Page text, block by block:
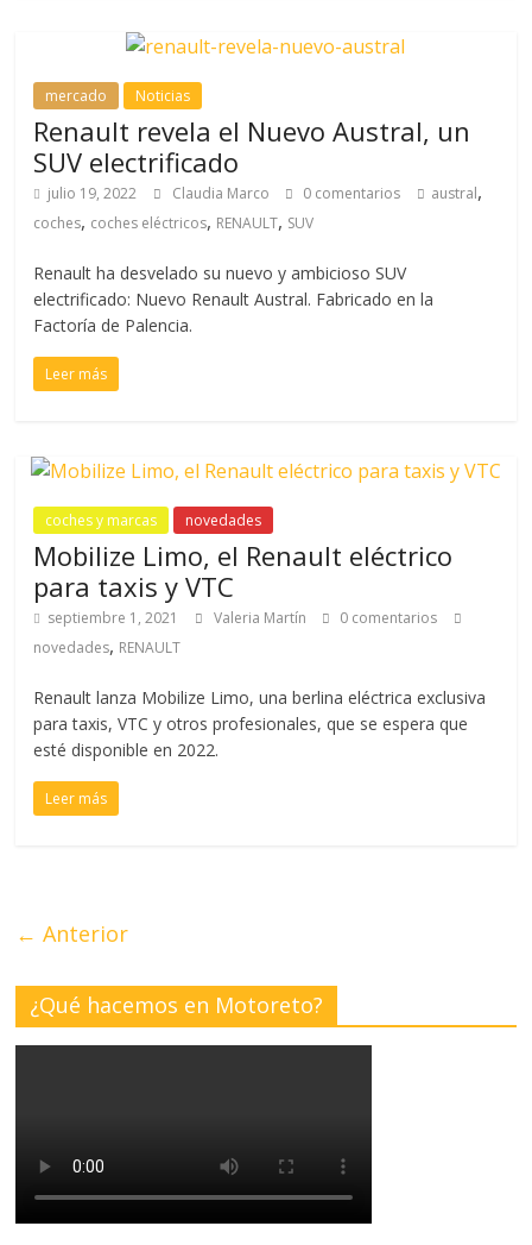
mercado Noticias
Renault revela el Nuevo Austral, un
SUV electrificado
julio 19, 2022 Claudia Marco 0 comentarios austral,
coches, coches eléctricos, RENAULT, SUV
Renault ha desvelado su nuevo y ambicioso SUV
electrificado: Nuevo Renault Austral. Fabricado en la
Factoría de Palencia.
Leer más
coches y marcas novedades
Mobilize Limo, el Renault eléctrico
para taxis y VTC
septiembre 1, 2021 Valeria Martín
0 comentarios
novedades, RENAULT
Renault lanza Mobilize Limo, una berlina eléctrica exclusiva
para taxis, VTC y otros profesionales, que se espera que
esté disponible en 2022.
Leer más
← Anterior
¿Qué hacemos en Motoreto?